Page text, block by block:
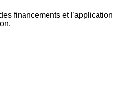
financements et l’application